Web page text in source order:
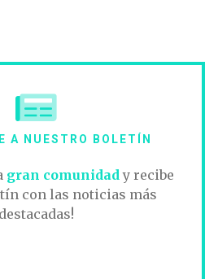
A NUESTRO BOLETÍN
gran comunidady recibe
con las noticias más
destacadas!